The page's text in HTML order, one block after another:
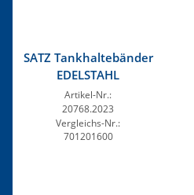
SATZ Tankhaltebänder
EDELSTAHL
Artikel-Nr.:
20768.2023
Vergleichs-Nr.:
701201600